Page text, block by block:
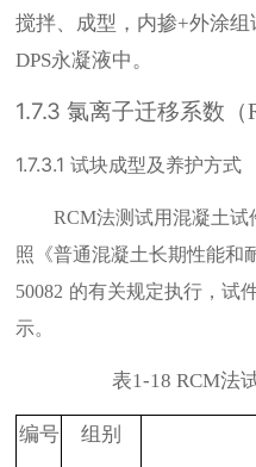
搅拌、成型，内掺+外涂组
DPS永凝液中。
1.7.3氯离子迁移系数 （
1.7.3.1试块成型及养护方式
RCM法测试用混凝土
照《普通混凝土长期性能和
50082 的有关规定执行，试
示。
表1-18 RCM法
编号 组别